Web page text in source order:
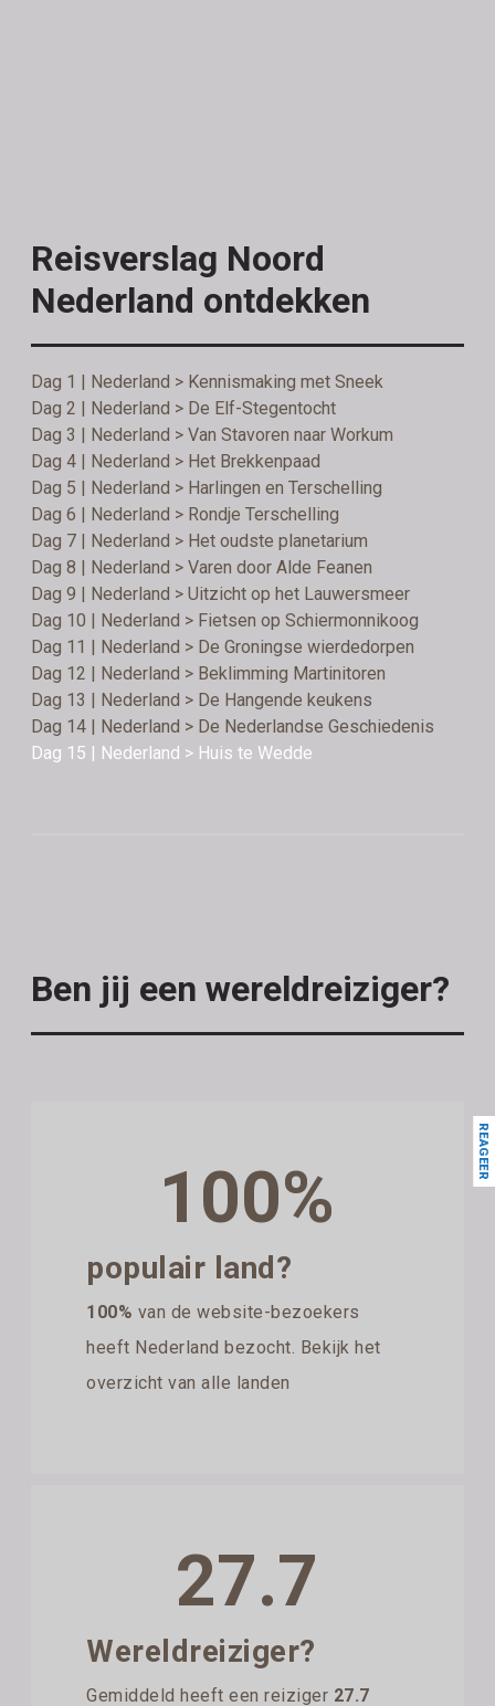
Reisverslag Noord
Nederland ontdekken
Dag 1 | Nederland > Kennismaking met Sneek
Dag 2 | Nederland > De Elf-Stegentocht
Dag 3 | Nederland > Van Stavoren naar Workum
Dag 4 | Nederland > Het Brekkenpaad
Dag 5 | Nederland > Harlingen en Terschelling
Dag 6 | Nederland > Rondje Terschelling
Dag 7 | Nederland > Het oudste planetarium
Dag 8 | Nederland > Varen door Alde Feanen
Dag 9 | Nederland > Uitzicht op het Lauwersmeer
Dag 10 | Nederland > Fietsen op Schiermonnikoog
Dag 11 | Nederland > De Groningse wierdedorpen
Dag 12 | Nederland > Beklimming Martinitoren
Dag 13 | Nederland > De Hangende keukens
Dag 14 | Nederland > De Nederlandse Geschiedenis
Dag 15 | Nederland > Huis te Wedde
Ben jij een wereldreiziger?
100%
populair land?
100% van de website-bezoekers
heeft Nederland bezocht. Bekijk het
overzicht van alle landen
27.7
Wereldreiziger?
Gemiddeld heeft een reiziger 27.7
REAGEER